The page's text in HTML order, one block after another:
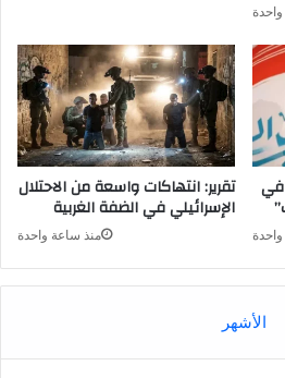
تقرير: انتهاكات واسعة من الاحتلال
الإسرائيلي في الضفة الغربية
منذ ساعة واحدة
في
الأشهر